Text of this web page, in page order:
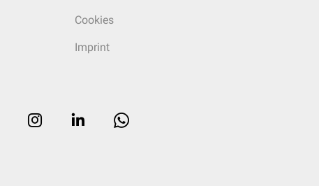
Cookies
Imprint